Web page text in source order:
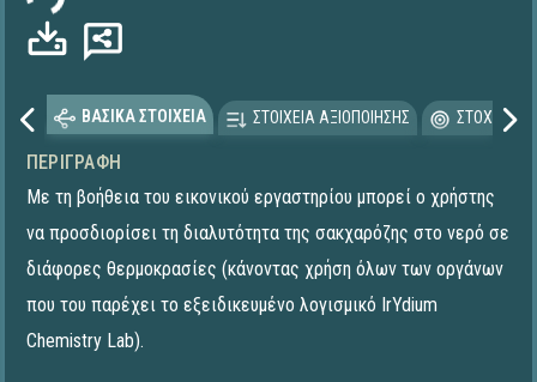
ΒΑΣΙΚΑ ΣΤΟΙΧΕΙΑ ΣΤΟΙΧΕΙΑ ΑΞΙΟΠΟΙΗΣΗΣ
ΠΕΡΙΓΡΑΦΉ
Με τη βοήθεια του εικονικού εργαστηρίου μπορεί ο χρήστης
να προσδιορίσει τη διαλυτότητα της σακχαρόζης στο νερό σε
διάφορες θερμοκρασίες (κάνοντας χρήση όλων των οργάνων
που του παρέχει το εξειδικευμένο λογισμικό IrYdium
Chemistry Lab).